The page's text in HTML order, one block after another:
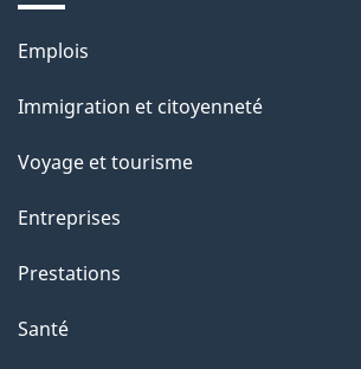
Thèmes
sujets
Emplois
Immigration et citoyenneté
Voyage et tourisme
Entreprises
Prestations
Santé